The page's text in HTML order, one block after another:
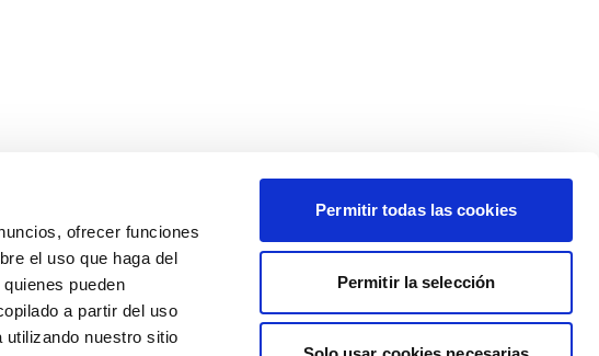
ofrecer funciones
el uso que haga del
pueden
a partir del uso
nuestro sitio
Permitir todas las cookies
Permitir la selección